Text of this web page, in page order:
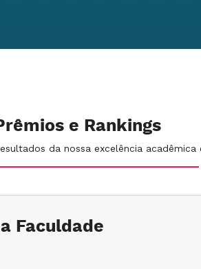
e Rankings
da nossa excelência acadêmica
Faculdade